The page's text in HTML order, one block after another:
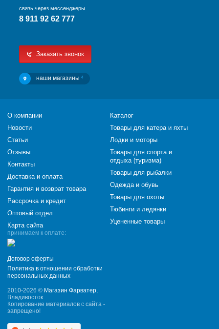
связь через мессенджеры
8 911 92 62 777
Заказать звонок
наши магазины 4
принимаем к оплате:
Договор оферты
Политика в отношении обработки
персональных данных
2010-2026 © Магазин Фарватер,
Владивосток
Копирование материалов с сайта -
запрещено!
О компании
Новости
Статьи
Отзывы
Контакты
Доставка и оплата
Гарантия и возврат товара
Рассрочка и кредит
Оптовый отдел
Карта сайта
Каталог
Товары для катера и яхты
Лодки и моторы
Товары для спорта и
отдыха (туризма)
Товары для рыбалки
Одежда и обувь
Товары для охоты
Тюбинги и ледянки
Уцененные товары